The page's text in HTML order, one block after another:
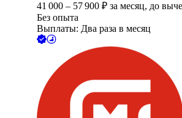
41 000 – 57 900 ₽ за месяц, до
Без опыта
Выплаты: Два раза в месяц